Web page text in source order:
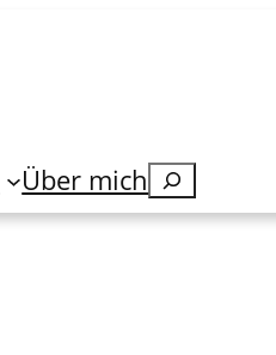
Über mich Suchen